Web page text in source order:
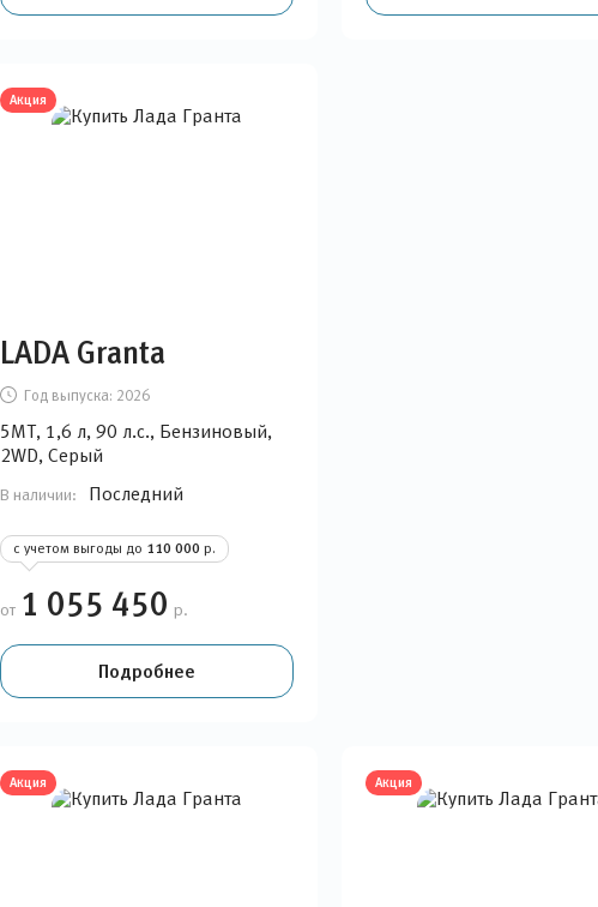
Акция
LADA Granta
Год выпуска: 2026
5MT, 1,6 л, 90 л.с., Бензиновый,
2WD, Серый
В наличии: Последний
с учетом выгоды до 110 000 р.
от 1 055 450 р.
Подробнее
Акция Акция